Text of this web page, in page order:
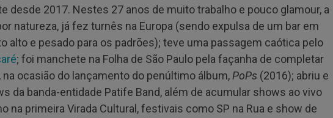
desde 2017. Nestes 27 anos de muito trabalho e pouco glamour, a
natureza, já fez turnês na Europa (sendo expulsa de um bar em
alto e pesado para os padrões); teve uma passagem caótica pelo
; foi manchete na Folha de São Paulo pela façanha de completar
na ocasião do lançamento do penúltimo álbum, PoPs (2016); abriu e
da banda-entidade Patife Band, além de acumular shows ao vivo
na primeira Virada Cultural, festivais como SP na Rua e show de